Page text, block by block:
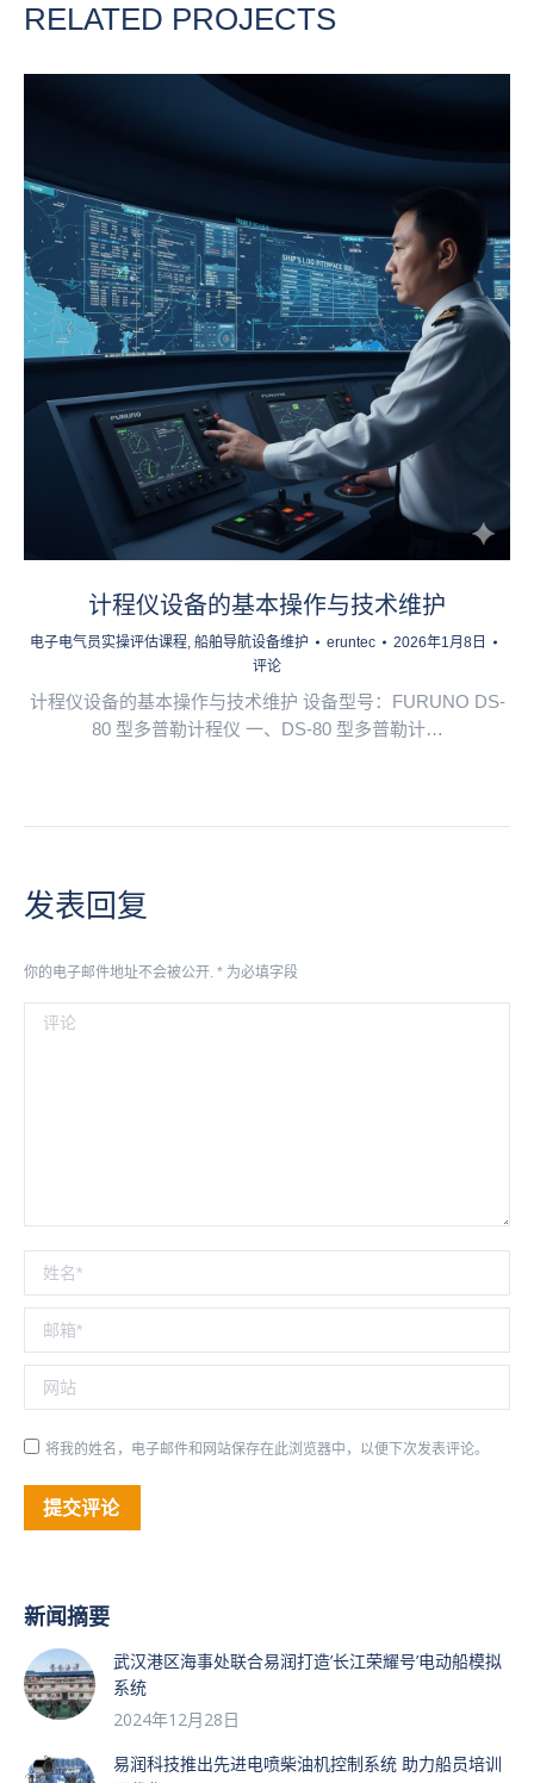
RELATED PROJECTS
计程仪设备的基本操作与技术维护
电子电气员实操评估课程, 船舶导航设备维护 eruntec
2026年1月8日
评论
计程仪设备的基本操作与技术维护 设备型号：FURUNO DS-
80 型多普勒计程仪 一、DS-80 型多普勒计…
发表回复
你的电子邮件地址不会被公开. * 为必填字段
评论
姓名 *
邮箱 *
网站
将我的姓名，电子邮件和网站保存在此浏览器中，以便下次发表评论。
提交评论
新闻摘要
武汉港区海事处联合易润打造’长江荣耀号’电动船模拟
系统
2024年12月28日
易润科技推出先进电喷柴油机控制系统 助力船员培训